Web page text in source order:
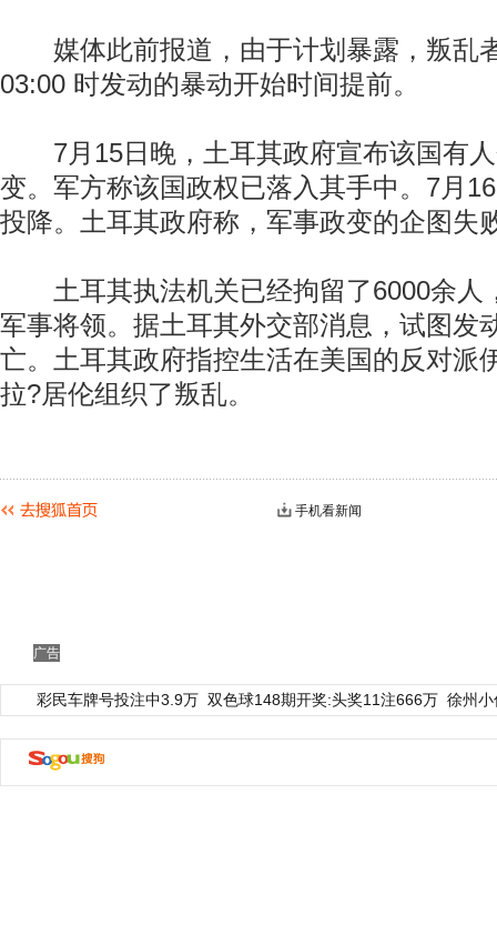
媒体此前报道，由于计划暴露，叛乱
03:00 时发动的暴动开始时间提前。
7月15日晚，土耳其政府宣布该国有人
变。军方称该国政权已落入其手中。7月
投降。土耳其政府称，军事政变的企图失
土耳其执法机关已经拘留了6000余人
军事将领。据土耳其外交部消息，试图发
亡。土耳其政府指控生活在美国的反对派
拉?居伦组织了叛乱。
手机看新闻
广告
彩民车牌号投注中3.9万 双色球148期开奖:头奖11注666万 徐州